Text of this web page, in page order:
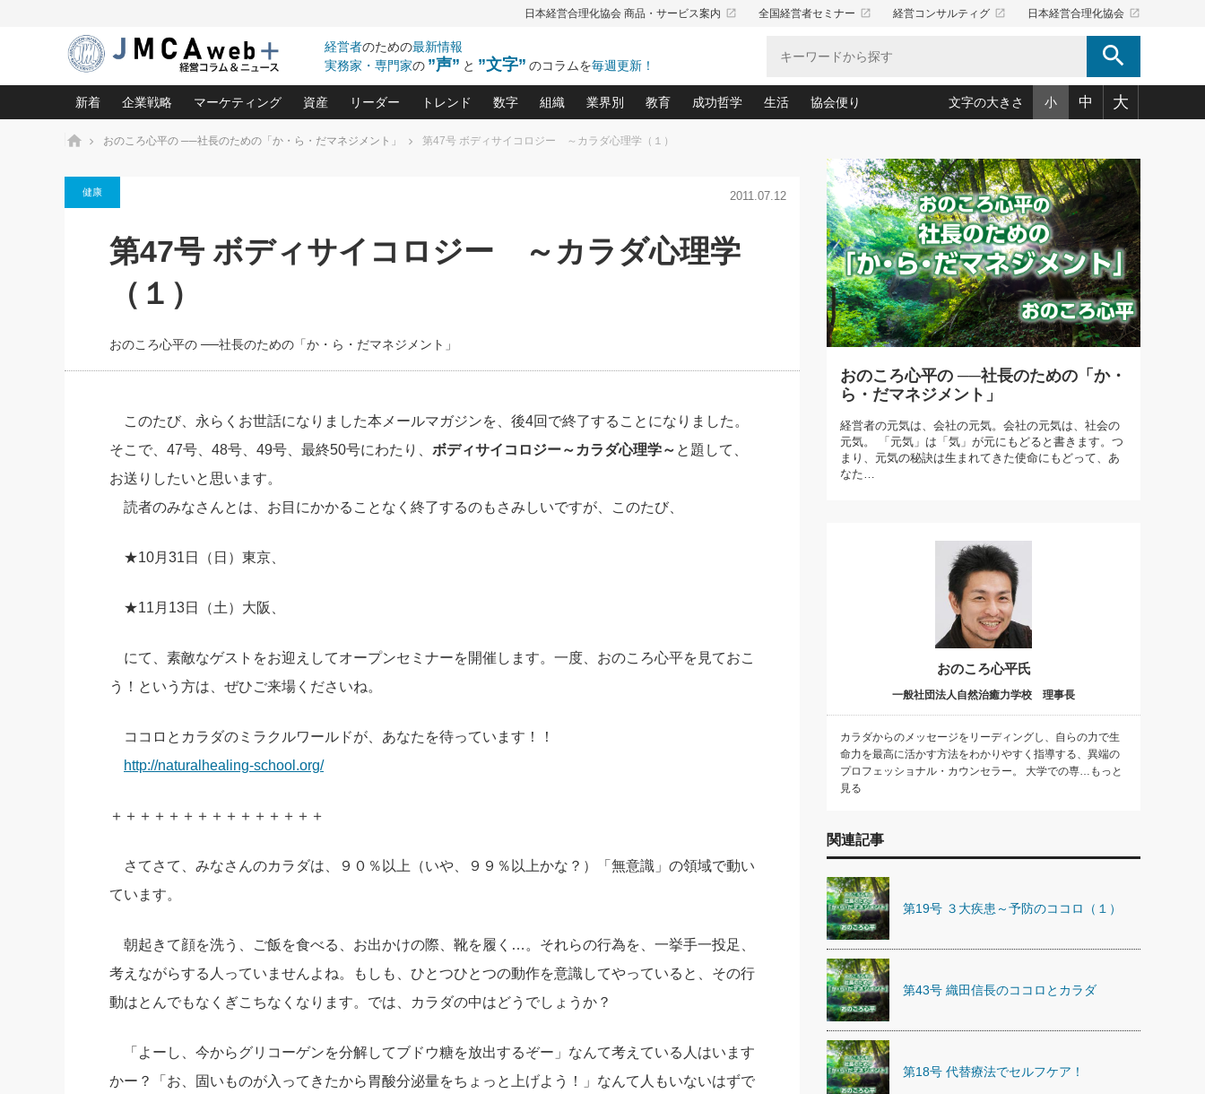
日本経営合理化協会 商品・サービス案内 launch 全国経営者セミナー launch 経営コンサルティグ launch 日本経営合理化協会 launch
経営者のための最新情報
実務家・専門家の ”声” と ”文字” のコラムを毎週更新！ search
新着
朝礼・会議での「社長の３分間
日号）
2026.08.5 2026.08.5 2026.08.5 2026.08.4
【追悼】鈴木敏文氏 言葉で伝
える経営（ジャーナリスト 勝
見明氏）
もっとみる
企業戦略
強い会社を築く ビジネス・クリニック(240)
日本レーザー「人を大切にしながら利益を上げる経営」の極意
(3)
武器としてのM&A入門(3)
社長のための“儲かる通販”戦略視点(151)
継続経営 百話百行(85)
マーケティング
ロングセラーの玉手箱(9)
資産
中国経済の最新動向(204)
事業承継の前に、決めておきたい、知っておきたい、やってお
深読み企業分析(152)
リーダー
ピョートル・F・グジバチの『経営戦略の新常識』(12)
楠木建の「経営知になる考え方」(57)
次もあなたにお願いしたいと思われる「一流の仕事術」(28)
社長の右腕をつくる 人と組織を動かす(200)
酒井英之の社長のビジョン実現道場(10)
トレンド
北村森の「今月のヒット商品」(109)
数字
おカネが残る決算書にするために、やっておきたいこと(34)
会社を守り抜くための緊急対策(100)
強い決算書の会社はココが違う！(36)
銀行交渉はこうしなさい！(12)
組織
職場の生産性を下げるハラスメントの予防策(10)
賃金決定の定石(68)
顧客・社員・社会から支持される「ウェルビーイング経営入
業界別
大久保一彦の“流行る”お店の仕組みづくり(210)
柿内幸夫─社長のための現場改善(174)
教育
あなただからお願いしたいと思われる 気配りの達人(127)
クレーム対応 実践マニュアル(92)
クレーム対応の新知識と新常識(57)
デキル社員に育てる！ 社員教育の決め手(203)
東川鷹年の「中小企業の人育て」(38)
社長のための“全員営業”(30)
行動科学マネジメント(5)
成功哲学
中国哲学に学ぶ 不況は会社守成の好機(38)
令和時代の「社長の人間力の磨き方」(86)
先人の名句名言の教え 東洋思想に学ぶ経営学(132)
渡部昇一の「日本の指導者たち」(32)
経営に活かす“十八史略”(30)
生活
おのころ心平の ──社長のための「か・ら・だマネジメント」
(50)
デジタルＡＶを味方に！新・仕事術(180)
リーダー脳の鍛え方(32)
ワインを楽しむ基礎レッスン(12)
必読！社長が読むべき今月の4冊(88)
眼と耳で楽しむ読書術(162)
社長の「氣」(30)
米国スポーツ・ビジネスに学ぶ心理学(98)
高橋一喜の『これぞ！"本物の温泉"』(157)
協会便り
「愛読者通信」著者インタビュー(44)
ビジネス見聞録 経営ニュース(100)
作間信司の経営無形庵(けいえいむぎょうあん)(166)
経営セミナー情報局(1)
繁栄への着眼点 牟田太陽(76)
講話を聞いて学ぼう 実学・耳学・磨く「ミミガク」のすすめ
(7)
文字の大きさ 小 中 大
ホーム おのころ心平の ──社長のための「か・ら・だマネジメント」 第47号 ボディサイコロジー ～カラダ心理学（１）
健康 2011.07.12
第47号 ボディサイコロジー ～カラダ心理学
（１）
おのころ心平の ──社長のための「か・ら・だマネジメント」
このたび、永らくお世話になりました本メールマガジンを、後4回で終了することになりました。
そこで、47号、48号、49号、最終50号にわたり、 ボディサイコロジー～カラダ心理学～ と題して、
お送りしたいと思います。
読者のみなさんとは、お目にかかることなく終了するのもさみしいですが、このたび、
★10月31日（日）東京、
★11月13日（土）大阪、
にて、素敵なゲストをお迎えしてオープンセミナーを開催します。一度、おのころ心平を見ておこ
う！という方は、ぜひご来場くださいね。
ココロとカラダのミラクルワールドが、あなたを待っています！！
http://naturalhealing-school.org/
＋＋＋＋＋＋＋＋＋＋＋＋＋＋＋
さてさて、みなさんのカラダは、９０％以上（いや、９９％以上かな？）「無意識」の領域で動い
ています。
朝起きて顔を洗う、ご飯を食べる、お出かけの際、靴を履く…。それらの行為を、一挙手一投足、
考えながらする人っていませんよね。もしも、ひとつひとつの動作を意識してやっていると、その行
動はとんでもなくぎこちなくなります。では、カラダの中はどうでしょうか？
「よーし、今からグリコーゲンを分解してブドウ糖を放出するぞー」なんて考えている人はいます
かー？「お、固いものが入ってきたから胃酸分泌量をちょっと上げよう！」なんて人もいないはずで
おのころ心平の ──社長のための「か・
ら・だマネジメント」
経営者の元気は、会社の元気。会社の元気は、社会の
元気。 「元気」は「気」が元にもどると書きます。つ
まり、元気の秘訣は生まれてきた使命にもどって、あ
なた…
おのころ心平氏
一般社団法人自然治癒力学校 理事長
カラダからのメッセージをリーディングし、自らの力で生
命力を最高に活かす方法をわかりやすく指導する、異端の
プロフェッショナル・カウンセラー。 大学での専…もっと
見る
関連記事
第19号 ３大疾患～予防のココロ（１）
第43号 織田信長のココロとカラダ
第18号 代替療法でセルフケア！